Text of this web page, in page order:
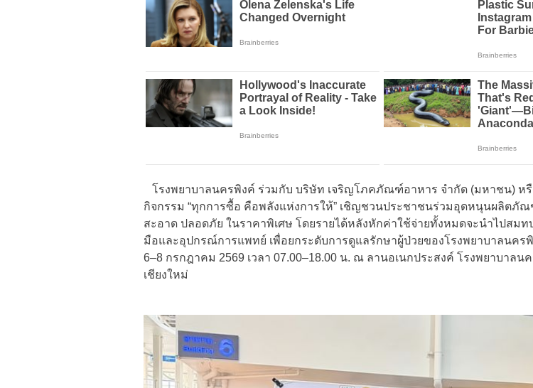
โรงพยาบาลนครพิงค์ ร่วมกับ บริษัท เจริญโภคภัณฑ์อาหาร จำกัด (มหาชน) หรื
กิจกรรม “ทุกการซื้อ คือพลังแห่งการให้” เชิญชวนประชาชนร่วมอุดหนุนผลิตภั
สะอาด ปลอดภัย ในราคาพิเศษ โดยรายได้หลังหักค่าใช้จ่ายทั้งหมดจะนำไปสมท
มือและอุปกรณ์การแพทย์ เพื่อยกระดับการดูแลรักษาผู้ป่วยของโรงพยาบาลนคร
6–8 กรกฎาคม 2569 เวลา 07.00–18.00 น. ณ ลานอเนกประสงค์ โรงพยาบาลน
เชียงใหม่